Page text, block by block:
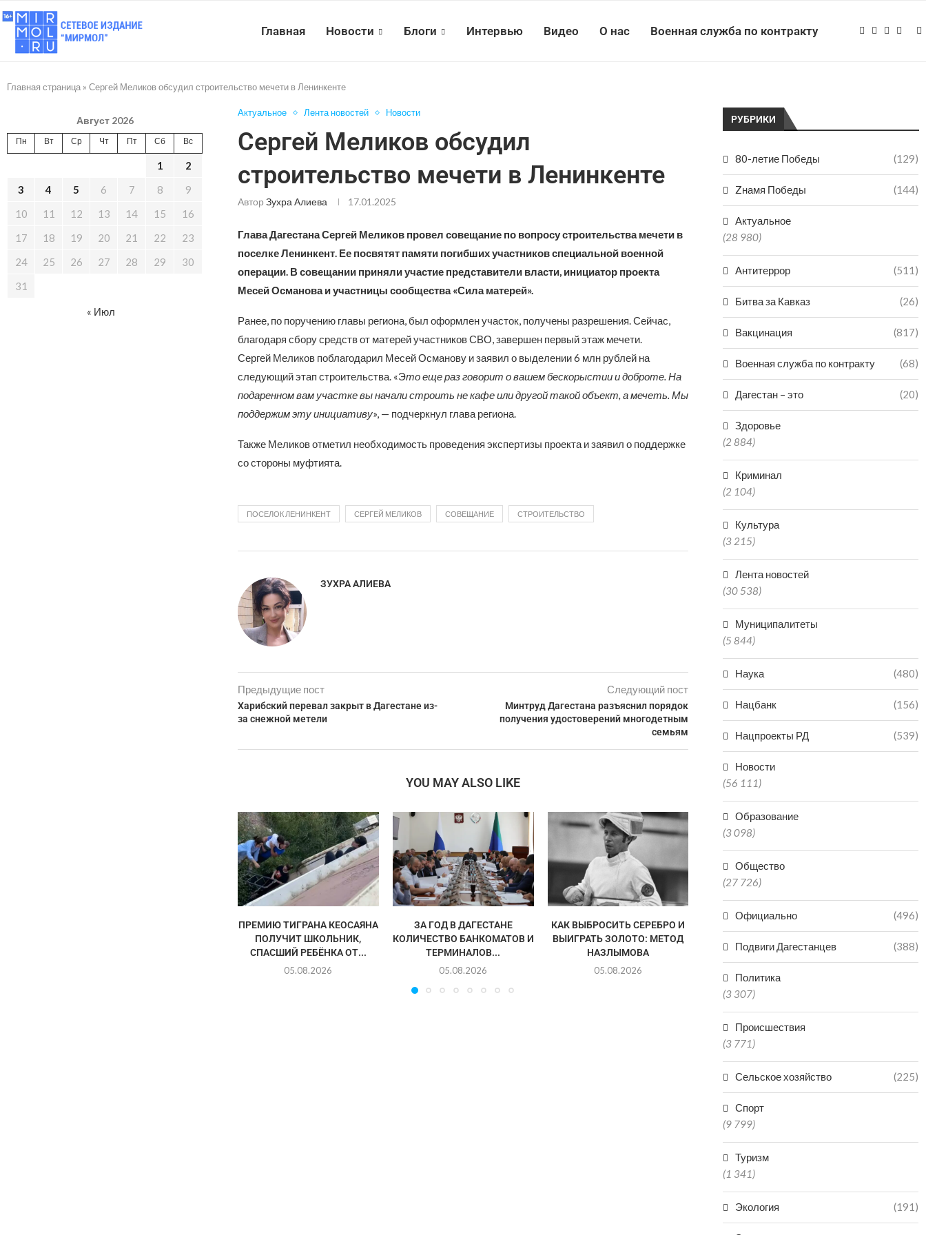
Главная Новости Блоги Интервью Видео О нас Военная служба по контракту
Главная страница » Сергей Меликов обсудил строительство мечети в Ленинкенте
Актуальное Лента новостей Новости
Сергей Меликов обсудил
строительство мечети в Ленинкенте
Автор Зухра Алиева 17.01.2025
Глава Дагестана Сергей Меликов провел совещание по вопросу строительства мечети в
поселке Ленинкент. Ее посвятят памяти погибших участников специальной военной
операции. В совещании приняли участие представители власти, инициатор проекта
Месей Османова и участницы сообщества «Сила матерей».
Ранее, по поручению главы региона, был оформлен участок, получены разрешения. Сейчас,
благодаря сбору средств от матерей участников СВО, завершен первый этаж мечети.
Сергей Меликов поблагодарил Месей Османову и заявил о выделении 6 млн рублей на
следующий этап строительства. «Это еще раз говорит о вашем бескорыстии и доброте. На
подаренном вам участке вы начали строить не кафе или другой такой объект, а мечеть. Мы
поддержим эту инициативу», — подчеркнул глава региона.
Также Меликов отметил необходимость проведения экспертизы проекта и заявил о поддержке
со стороны муфтията.
ПОСЕЛОК ЛЕНИНКЕНТ СЕРГЕЙ МЕЛИКОВ СОВЕЩАНИЕ СТРОИТЕЛЬСТВО
ЗУХРА АЛИЕВА
Предыдущие пост
Харибский перевал закрыт в Дагестане из-
за снежной метели
Следующий пост
Минтруд Дагестана разъяснил порядок
получения удостоверений многодетным
семьям
YOU MAY ALSO LIKE
ПРЕМИЮ ТИГРАНА КЕОСАЯНА
ПОЛУЧИТ ШКОЛЬНИК,
СПАСШИЙ РЕБЁНКА ОТ...
05.08.2026
ЗА ГОД В ДАГЕСТАНЕ
КОЛИЧЕСТВО БАНКОМАТОВ И
ТЕРМИНАЛОВ...
05.08.2026
КАК ВЫБРОСИТЬ СЕРЕБРО И
ВЫИГРАТЬ ЗОЛОТО: МЕТОД
НАЗЛЫМОВА
05.08.2026
В ДАГЕСТАНЕ СНИЗИЛОСЬ
ПРИ ГАЗОПОТРЕБЛЕНИИ
РУБРИКИ
80-летие Победы (129)
Zнамя Победы (144)
Актуальное
(28 980)
Антитеррор (511)
Битва за Кавказ (26)
Вакцинация (817)
Военная служба по контракту (68)
Дагестан – это (20)
Здоровье
(2 884)
Криминал
(2 104)
Культура
(3 215)
Лента новостей
(30 538)
Муниципалитеты
(5 844)
Наука (480)
Нацбанк (156)
Нацпроекты РД (539)
Новости
(56 111)
Образование
(3 098)
Общество
(27 726)
Официально (496)
Подвиги Дагестанцев (388)
Политика
(3 307)
Происшествия
(3 771)
Сельское хозяйство (225)
Спорт
(9 799)
Туризм
(1 341)
Экология (191)
Август 2026
Пн Вт Ср Чт Пт Сб Вс
1
2
3
4 5 6 7 8
9
10
11 12 13 14 15
16
17
18 19 20 21 22
23
24
25 26 27 28 29
30
31
« Июл